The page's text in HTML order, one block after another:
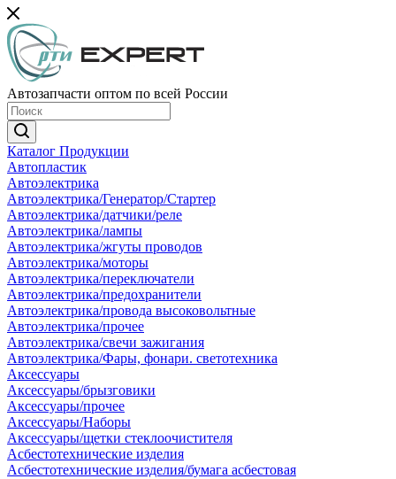
Автозапчасти оптом по всей России
Каталог Продукции
Автопластик
Автоэлектрика
Автоэлектрика/Генератор/Стартер
Автоэлектрика/датчики/реле
Автоэлектрика/лампы
Автоэлектрика/жгуты проводов
Автоэлектрика/моторы
Автоэлектрика/переключатели
Автоэлектрика/предохранители
Автоэлектрика/провода высоковольтные
Автоэлектрика/прочее
Автоэлектрика/свечи зажигания
Автоэлектрика/Фары, фонари. светотехника
Аксессуары
Аксессуары/брызговики
Аксессуары/прочее
Аксессуары/Наборы
Аксессуары/щетки стеклоочистителя
Асбестотехнические изделия
Асбестотехнические изделия/бумага асбестовая